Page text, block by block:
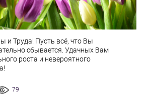
и Труда! Пусть всё, что Вы
сбывается. Удачных Вам
роста и невероятного
79